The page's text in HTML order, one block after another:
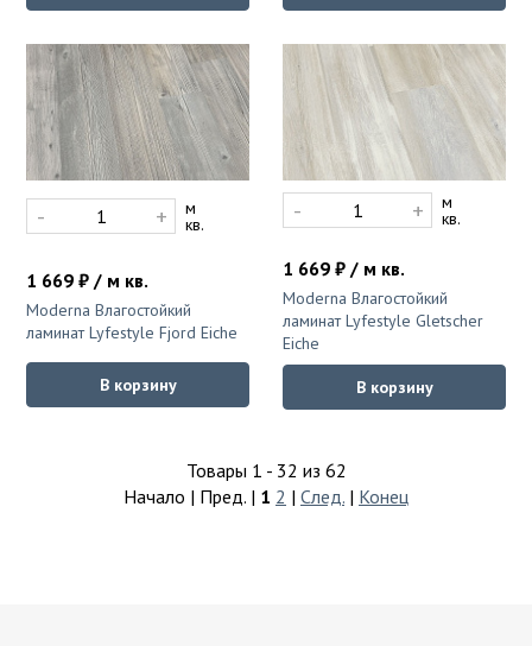
1 669 ₽ / м кв.
Moderna Влагостойкий
ламинат Lyfestyle Fjord Eiche
- + м
кв.
В корзину
1 669 ₽ / м кв.
Moderna Влагостойкий
ламинат Lyfestyle Gletscher
Eiche
- + м
кв.
В корзину
Товары 1 - 32 из 62
Начало | Пред. | 1 2 | След. | Конец